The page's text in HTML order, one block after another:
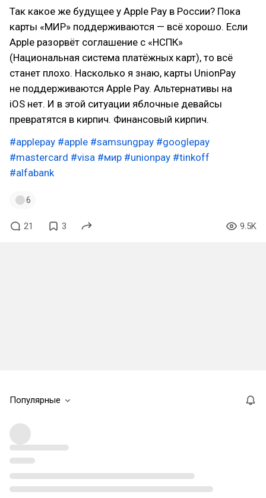
Так какое же будущее у Apple Pay в России? Пока
карты «МИР» поддерживаются — всё хорошо. Если
Apple разорвёт соглашение с «НСПК»
(Национальная система платёжных карт), то всё
станет плохо. Насколько я знаю, карты UnionPay
не поддерживаются Apple Pay. Альтернативы на
iOS нет. И в этой ситуации яблочные девайсы
превратятся в кирпич. Финансовый кирпич.
#applepay #apple #samsungpay #googlepay
#mastercard #visa #мир #unionpay #tinkoff
#alfabank
6
21 3 9.5K
Популярные